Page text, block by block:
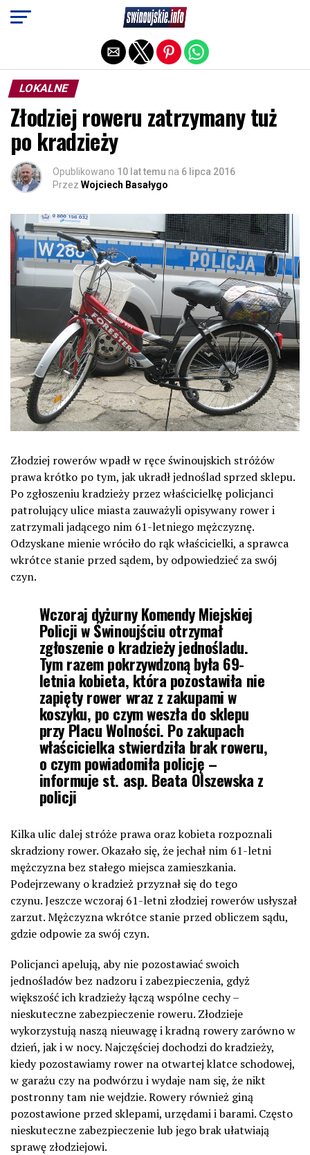
LOKALNE
Złodziej roweru zatrzymany tuż
po kradzieży
Opublikowano 10 lat temu na 6 lipca 2016
Przez Wojciech Basałygo
Złodziej rowerów wpadł w ręce świnoujskich stróżów
prawa krótko po tym, jak ukradł jednoślad sprzed sklepu.
Po zgłoszeniu kradzieży przez właścicielkę policjanci
patrolujący ulice miasta zauważyli opisywany rower i
zatrzymali jadącego nim 61-letniego mężczyznę.
Odzyskane mienie wróciło do rąk właścicielki, a sprawca
wkrótce stanie przed sądem, by odpowiedzieć za swój
czyn.
Wczoraj dyżurny Komendy Miejskiej
Policji w Świnoujściu otrzymał
zgłoszenie o kradzieży jednośladu.
Tym razem pokrzywdzoną była 69-
letnia kobieta, która pozostawiła nie
zapięty rower wraz z zakupami w
koszyku, po czym weszła do sklepu
przy Placu Wolności. Po zakupach
właścicielka stwierdziła brak roweru,
o czym powiadomiła policję –
informuje st. asp. Beata Olszewska z
policji
Kilka ulic dalej stróże prawa oraz kobieta rozpoznali
skradziony rower. Okazało się, że jechał nim 61-letni
mężczyzna bez stałego miejsca zamieszkania.
Podejrzewany o kradzież przyznał się do tego
czynu. Jeszcze wczoraj 61-letni złodziej rowerów usłyszał
zarzut. Mężczyzna wkrótce stanie przed obliczem sądu,
gdzie odpowie za swój czyn.
Policjanci apelują, aby nie pozostawiać swoich
jednośladów bez nadzoru i zabezpieczenia, gdyż
większość ich kradzieży łączą wspólne cechy –
nieskuteczne zabezpieczenie roweru. Złodzieje
wykorzystują naszą nieuwagę i kradną rowery zarówno w
dzień, jak i w nocy. Najczęściej dochodzi do kradzieży,
kiedy pozostawiamy rower na otwartej klatce schodowej,
w garażu czy na podwórzu i wydaje nam się, że nikt
postronny tam nie wejdzie. Rowery również giną
pozostawione przed sklepami, urzędami i barami. Często
nieskuteczne zabezpieczenie lub jego brak ułatwiają
sprawę złodziejowi.
Exit mobile version